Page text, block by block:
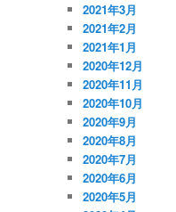
2021年3月
2021年2月
2021年1月
2020年12月
2020年11月
2020年10月
2020年9月
2020年8月
2020年7月
2020年6月
2020年5月